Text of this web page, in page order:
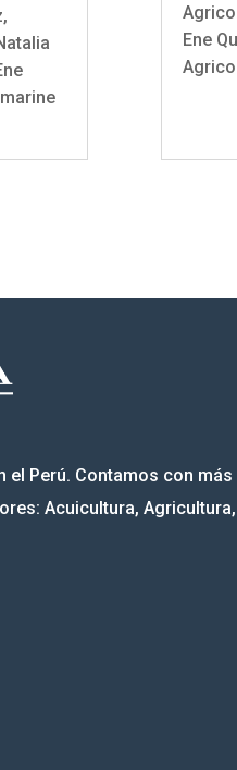
Ene
Perú. Contamos con
Acuicultura,